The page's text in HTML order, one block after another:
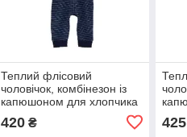
Теплий флісовий
чоловічок, комбінезон із
капюшоном для хлопчика
відомого бренда США, 18
міс!
420₴
міс!
425